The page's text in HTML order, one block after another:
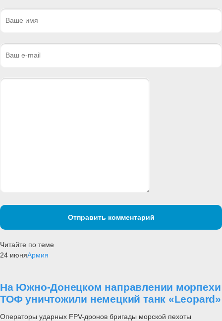
Отправить комментарий
Читайте по теме
24 июняАрмия
На Южно-Донецком направлении морпехи
ТОФ уничтожили немецкий танк «Leopard»
Операторы ударных FPV-дронов бригады морской пехоты